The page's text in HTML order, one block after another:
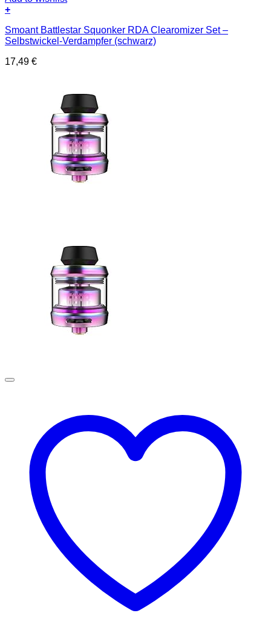
+
Smoant Battlestar Squonker RDA Clearomizer Set –
Selbstwickel-Verdampfer (schwarz)
17,49 €